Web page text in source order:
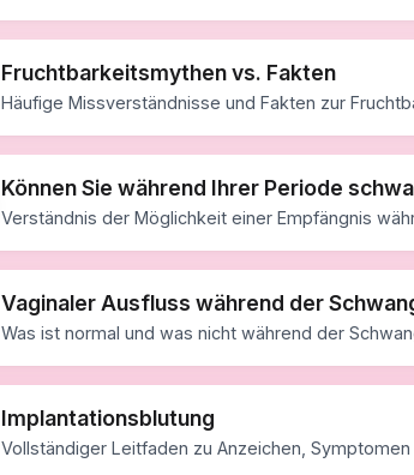
Fruchtbarkeitsmythen vs. Fakten
Häufige Missverständnisse und Fakten zur
Können Sie während Ihrer Periode
Verständnis der Möglichkeit einer Empfängnis
Vaginaler Ausfluss während der
Was ist normal und was nicht während der
Implantationsblutung
Vollständiger Leitfaden zu Anzeichen,